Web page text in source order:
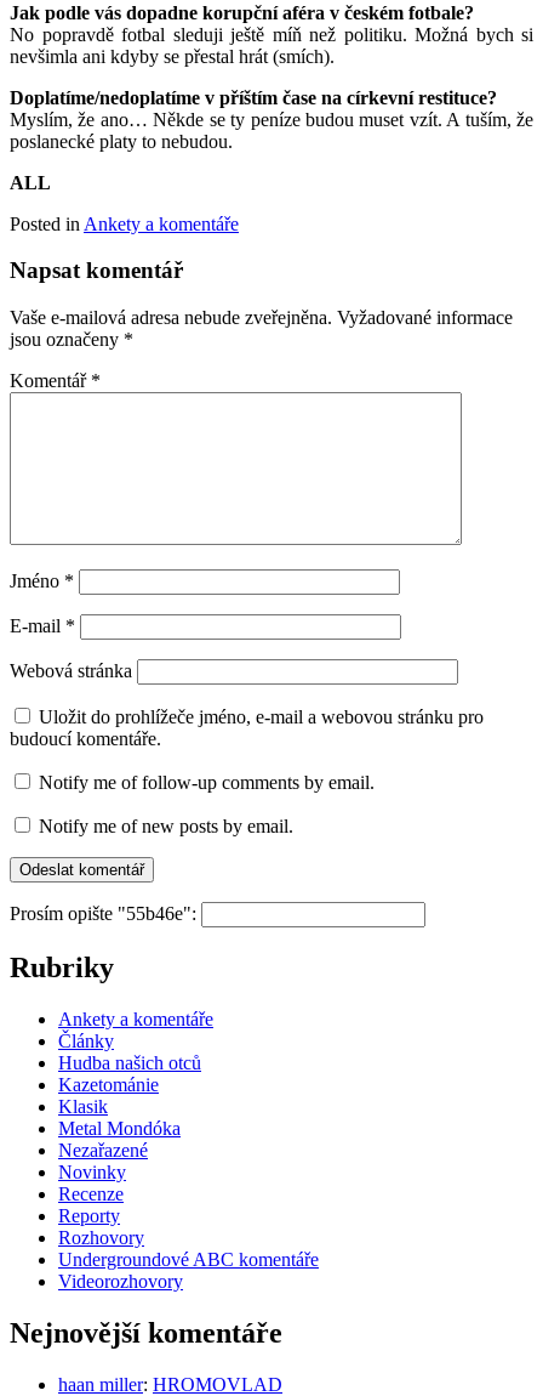
Jak podle vás dopadne korupční aféra v českém fotbale?
No popravdě fotbal sleduji ještě míň než politiku. Možná bych si
nevšimla ani kdyby se přestal hrát (smích).
Doplatíme/nedoplatíme v příštím čase na církevní restituce?
Myslím, že ano… Někde se ty peníze budou muset vzít. A tuším, že
poslanecké platy to nebudou.
ALL
Posted in Ankety a komentáře
Napsat komentář
Vaše e-mailová adresa nebude zveřejněna. Vyžadované informace
jsou označeny *
Komentář *
Jméno *
E-mail *
Webová stránka
Uložit do prohlížeče jméno, e-mail a webovou stránku pro
budoucí komentáře.
Notify me of follow-up comments by email.
Notify me of new posts by email.
Prosím opište "55b46e":
Rubriky
Ankety a komentáře
Články
Hudba našich otců
Kazetománie
Klasik
Metal Mondóka
Nezařazené
Novinky
Recenze
Reporty
Rozhovory
Undergroundové ABC komentáře
Videorozhovory
Nejnovější komentáře
haan miller: HROMOVLAD